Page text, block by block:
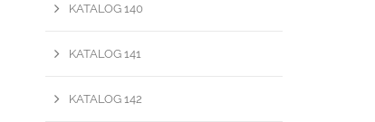
KATALOG 140
KATALOG 141
KATALOG 142